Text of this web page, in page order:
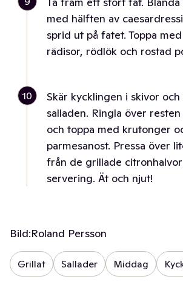
med hälften av
sprid ut på fatet. Toppa
rädisor, rödlök och rostad
10
Skär kycklingen i skivor
salladen. Ringla över
och toppa med krutonger
parmesanost. Pressa över
från de grillade
servering. Ät och njut!
Bild:Roland Persson
Grillat Sallader Middag